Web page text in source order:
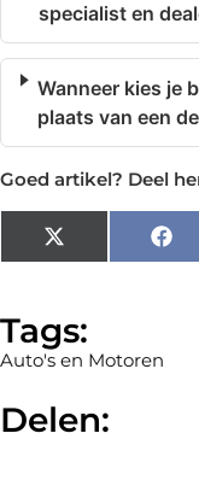
specialist en
Wanneer kies je
plaats van een
Goed artikel? Deel
X
(Twitter)
Tags:
Auto's en Motoren
Delen: